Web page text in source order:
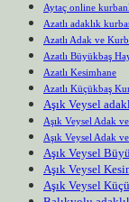
Aytaç online
Azatlı adaklık
Azatlı Adak ve
Azatlı Büyükbaş
Azatlı Kesimhane
Azatlı Küçükbaş
Aşık Veysel
Aşık Veysel Adak
Aşık Veysel Adak
Aşık Veysel
Aşık Veysel
Aşık Veysel